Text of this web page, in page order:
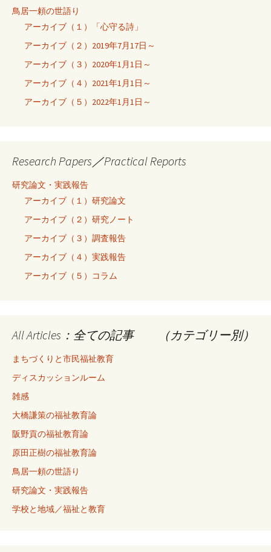
鳥居一頼の世語り
アーカイブ（１）「心守る詩」
アーカイブ（２）2019年7月17日～
アーカイブ（３）2020年1月1日～
アーカイブ（４）2021年1月1日～
アーカイブ（５）2022年1月1日～
Research Papers／Practical Reports
研究論文・実践報告
アーカイブ（１）研究論文
アーカイブ（２）研究ノート
アーカイブ（３）調査報告
アーカイブ（４）実践報告
アーカイブ（５）コラム
All Articles：全ての記事 （カテゴリー別）
まちづくりと市民福祉教育
ディスカッションルーム
雑感
大橋謙策の福祉教育論
阪野貢の福祉教育論
原田正樹の福祉教育論
鳥居一頼の世語り
研究論文・実践報告
学校と地域／福祉と教育